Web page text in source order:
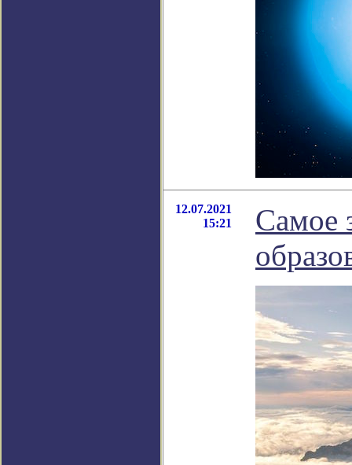
12.07.2021
15:21
Самое